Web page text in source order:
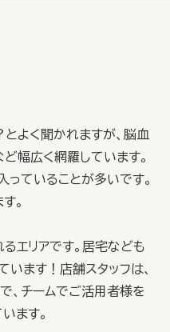
よく聞かれますが、脳血
幅広く網羅しています。
っていることが多いです。
。
エリアです。居宅なども
ます！店舗スタッフは、
、チームでご活用者様を
ます。